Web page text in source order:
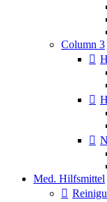
Column 3
Med. Hilfsmittel